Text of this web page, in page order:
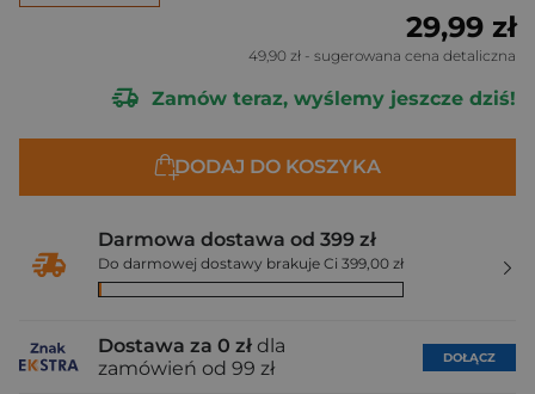
29,99 zł
49,90 zł - sugerowana cena detaliczna
Zamów teraz, wyślemy jeszcze dziś!
DODAJ DO KOSZYKA
Darmowa dostawa od 399 zł
Do darmowej dostawy brakuje Ci 399,00 zł
Dostawa za 0 zł dla
zamówień od 99 zł
DOŁĄCZ